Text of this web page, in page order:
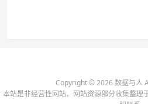
Copyright © 2026 数据与人
本站是非经营性网站，网站资源部分收集整理